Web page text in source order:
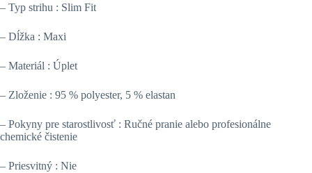
– Typ strihu : Slim Fit
– Dĺžka : Maxi
– Materiál : Úplet
– Zloženie : 95 % polyester, 5 % elastan
– Pokyny pre starostlivosť : Ručné pranie alebo profesionálne
chemické čistenie
– Priesvitný : Nie